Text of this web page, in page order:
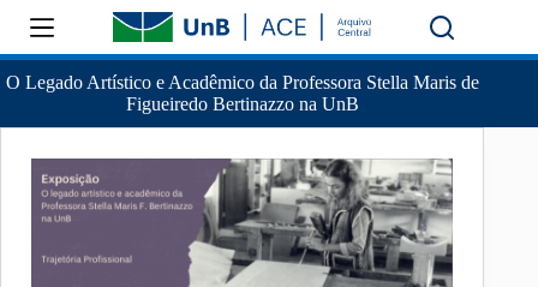
O Legado Artístico e Acadêmico da Professora Stella Maris de
Figueiredo Bertinazzo na UnB